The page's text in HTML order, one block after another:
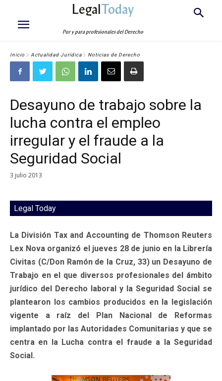
LegalToday
Por y para profesionales del Derecho
Inicio Actualidad Jurídica Noticias de Derecho
Desayuno de trabajo sobre la
lucha contra el empleo
irregular y el fraude a la
Seguridad Social
3 julio 2013
Legal Today
La División Tax and Accounting de Thomson Reuters
Lex Nova organizó el jueves 28 de junio en la Librería
Civitas (C/Don Ramón de la Cruz, 33) un Desayuno de
Trabajo en el que diversos profesionales del ámbito
jurídico del Derecho laboral y la Seguridad Social se
plantearon los cambios producidos en la legislación
vigente a raíz del Plan Nacional de Reformas
implantado por las Autoridades Comunitarias y que se
centra en la Lucha contra el fraude a la Seguridad
Social.